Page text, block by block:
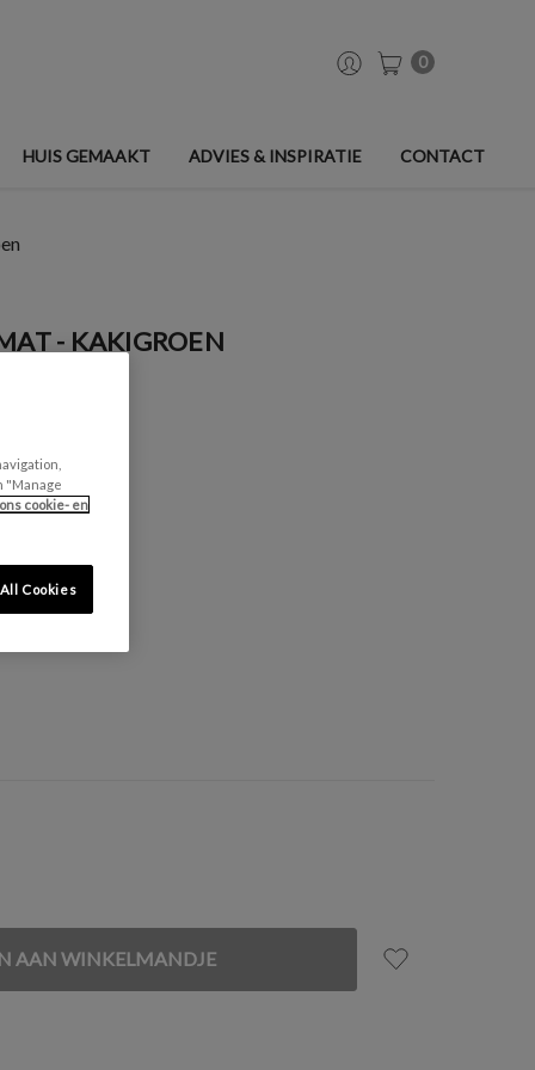
0
HUIS GEMAAKT ADVIES & INSPIRATIE CONTACT
- KAKIGROEN
"Manage
cookie- en
Cookies